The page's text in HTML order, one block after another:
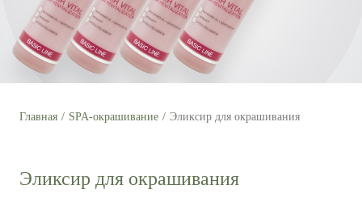
Главная SPA-окрашивание Эликсир для окрашивания
Эликсир для окрашивания